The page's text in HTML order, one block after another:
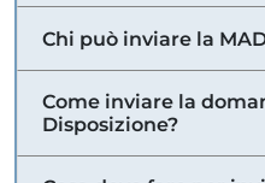
Chi può inviare la
Come inviare la
Disposizione?